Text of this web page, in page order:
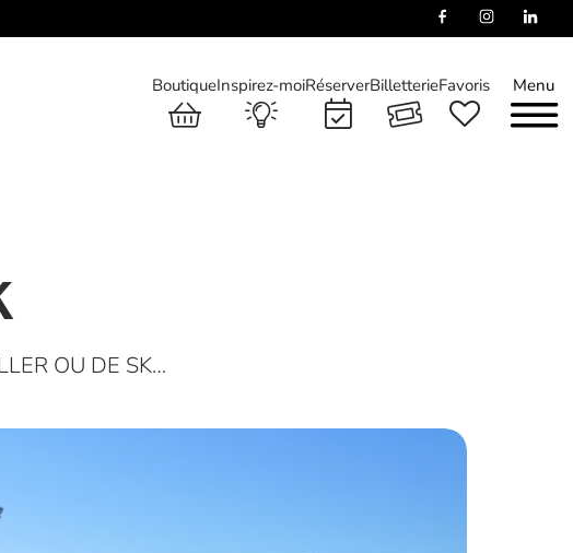
Menu
BoutiqueInspirez-moiRéserverBilletterieFavoris
OU DE SK…